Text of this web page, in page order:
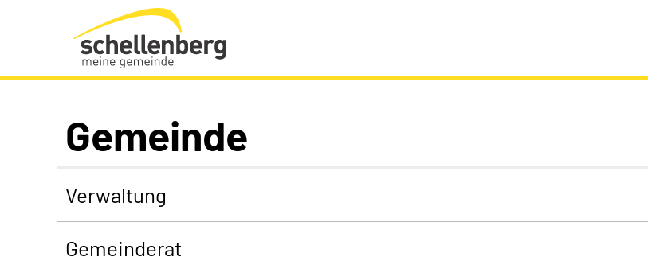
Gemeinde Schellenberg Startseite
Gemeinde
Verwaltung
Gemeinderat